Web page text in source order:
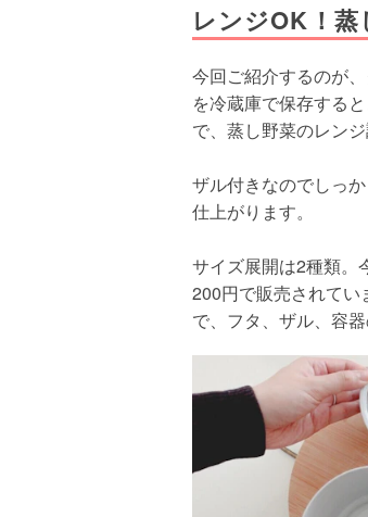
レンジOK！
今回ご紹介するのが
を冷蔵庫で保存する
で、蒸し野菜のレンジ
ザル付きなのでしっ
仕上がります。
サイズ展開は2種類。
200円で販売されてい
で、フタ、ザル、容